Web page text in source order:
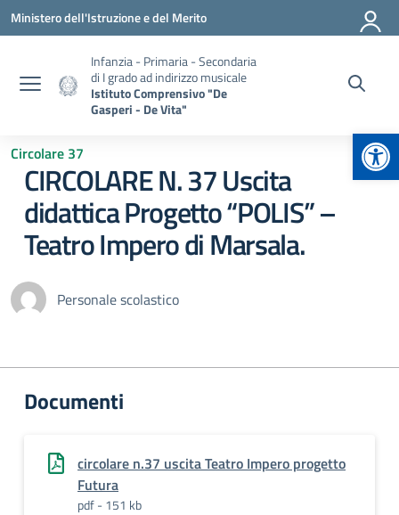
Vai ai contenuti
Vai al menu di navigazione
Vai al footer
Ministero dell'Istruzione e del Merito
Infanzia - Primaria - Secondaria
di I grado ad indirizzo musicale
Istituto Comprensivo "De
Gasperi - De Vita"
Circolare 37
CIRCOLARE N. 37 Uscita
didattica Progetto “POLIS” –
Teatro Impero di Marsala.
Personale scolastico
Documenti
circolare n.37 uscita Teatro Impero progetto
Futura
pdf - 151 kb